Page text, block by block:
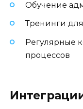
Обучение
Тренинги
Регулярные
процессов